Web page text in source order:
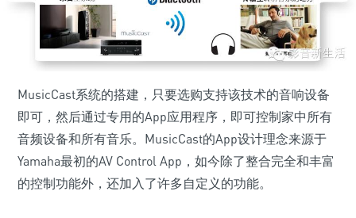
MusicCast系统的搭建，只要选购支持该技术的音响设备
即可，然后通过专用的App应用程序，即可控制家中所有
音频设备和所有音乐。MusicCast的App设计理念来源于
Yamaha最初的AV Control App，如今除了整合完全和丰富
的控制功能外，还加入了许多自定义的功能。